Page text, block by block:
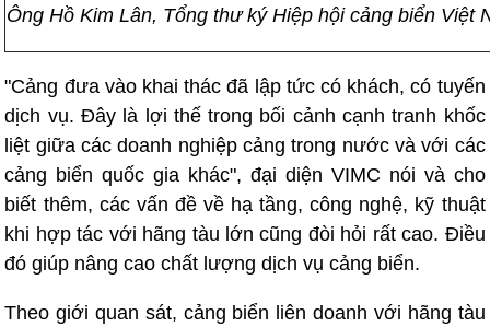
Ông Hồ Kim Lân, Tổng thư ký Hiệp hội cảng biển Việt
"Cảng đưa vào khai thác đã lập tức có khách, có tuyến
dịch vụ. Đây là lợi thế trong bối cảnh cạnh tranh khốc
liệt giữa các doanh nghiệp cảng trong nước và với các
cảng biển quốc gia khác", đại diện VIMC nói và cho
biết thêm, các vấn đề về hạ tầng, công nghệ, kỹ thuật
khi hợp tác với hãng tàu lớn cũng đòi hỏi rất cao. Điều
đó giúp nâng cao chất lượng dịch vụ cảng biển.
Theo giới quan sát, cảng biển liên doanh với hãng tàu